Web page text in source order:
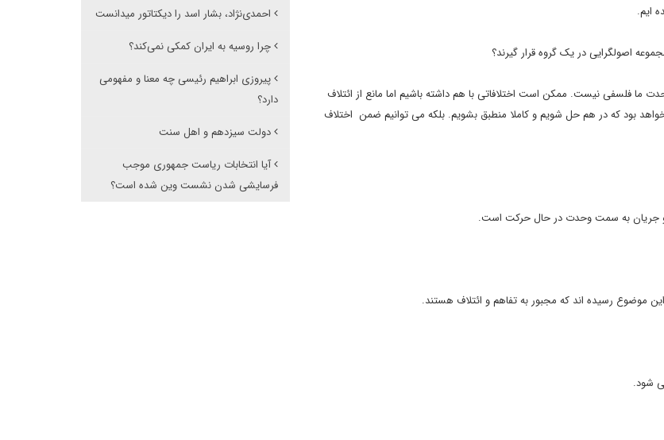
ایم.
اصولگرایی در یک گروه قرار گیرند؟
ما فلسفی نیست. ممکن است اختلافاتی با هم داشته باشیم اما مانع از ائتلاف
بود که در هم حل شویم و کاملا منطبق بشویم. بلکه می توانیم ضمن اختلاف
جریان به سمت وحدت در حال حرکت است.
موضوع رسیده اند که مجبور به تفاهم و ائتلاف هستند.
شود.
احمدی‌نژاد، بشار اسد را دیکتاتور می‎دانست
چرا روسیه به ایران کمکی نمی‌کند؟
پیروزی ابراهیم رئیسی چه معنا و مفهومی
دارد؟
دولت سیزدهم و اهل سنت
آیا انتخابات ریاست جمهوری موجب
فرسایشی شدن نشست وین شده است؟